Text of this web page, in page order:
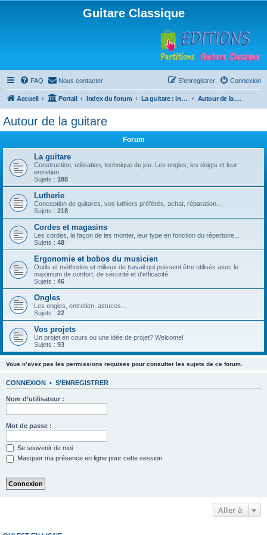
Guitare Classique
FAQ Nous contacter Connexion
S’enregistrer
Accueil Portail Index du forum La guitare : instrument, cours et théorie Autour de la guitare
Autour de la guitare
Forum
La guitare
Construction, utilisation, technique de jeu. Les ongles, les doigts et leur
entretien.
Sujets : 188
Lutherie
Conception de guitares, vos luthiers préférés, achat, réparation...
Sujets : 218
Cordes et magasins
Les cordes, la façon de les monter, leur type en fonction du répertoire...
Sujets : 48
Ergonomie et bobos du musicien
Outils et méthodes et milieux de travail qui puissent être utilisés avec le
maximum de confort, de sécurité et d'efficacité.
Sujets : 46
Ongles
Les ongles, entretien, astuces...
Sujets : 22
Vos projets
Un projet en cours ou une idée de projet? Welcome!
Sujets : 93
Vous n’avez pas les permissions requises pour consulter les sujets de ce forum.
CONNEXION • S’ENREGISTRER
Nom d’utilisateur :
Mot de passe :
Se souvenir de moi
Masquer ma présence en ligne pour cette session
Aller à